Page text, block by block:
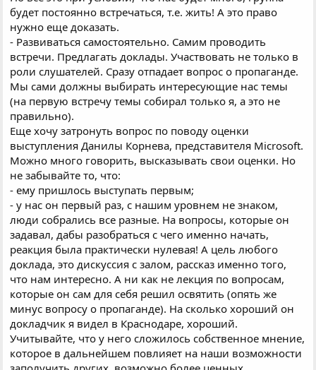
будет постоянно встречаться, т.е. жить! А это право
нужно еще доказать.
- Развиваться самостоятельно. Самим проводить
встречи. Предлагать доклады. Участвовать не только в
роли слушателей. Сразу отпадает вопрос о пропаганде.
Мы сами должны выбирать интересующие нас темы
(на первую встречу темы собирал только я, а это не
правильно).
Еще хочу затронуть вопрос по поводу оценки
выступления Данилы Корнева, представителя Microsoft.
Можно много говорить, высказывать свои оценки. Но
не забывайте то, что:
- ему пришлось выступать первым;
- у нас он первый раз, с нашим уровнем не знаком,
люди собрались все разные. На вопросы, которые он
задавал, дабы разобраться с чего именно начать,
реакция была практически нулевая! А цель любого
доклада, это дискуссия с залом, рассказ именно того,
что нам интересно. А ни как не лекция по вопросам,
которые он сам для себя решил освятить (опять же
минус вопросу о пропаганде). На сколько хороший он
докладчик я видел в Краснодаре, хороший.
Учитывайте, что у него сложилось собственное мнение,
которое в дальнейшем повлияет на наши возможности